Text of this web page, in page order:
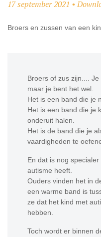
17 september 2021 •
Broers en zussen van een
Broers of zus zijn....
maar je bent het wel.
Het is een band die je
Het is een band die je
onderuit halen.
Het is de band die je
vaardigheden te
En dat is nog
autisme heeft.
Ouders vinden het in
een warme band is
ze dat het kind met
hebben.
Toch wordt er binnen